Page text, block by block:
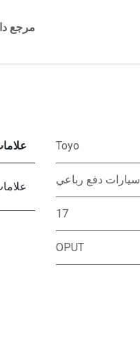
مرجع
Toyo
سيارات دفع رباعي
17
OPUT